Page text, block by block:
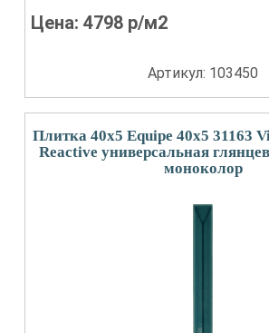
Цена:4798 р/м2
Артикул: 103450
Плитка 40x5 Equipe 40x5 31163
Reactive универсальная
моноколор